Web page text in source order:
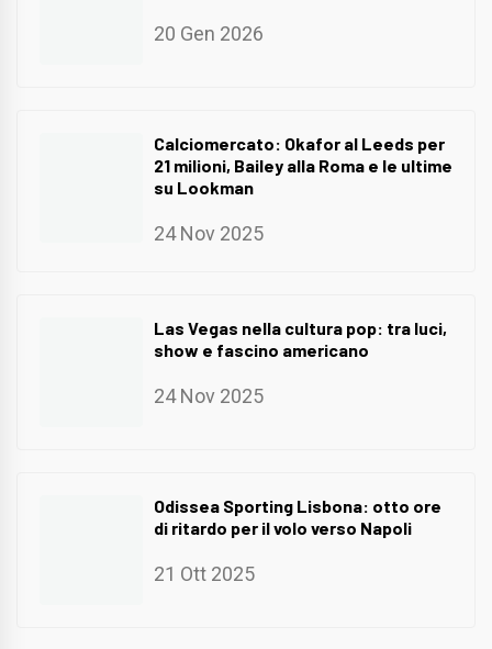
20 Gen 2026
Calciomercato: Okafor al Leeds per
21 milioni, Bailey alla Roma e le ultime
su Lookman
24 Nov 2025
Las Vegas nella cultura pop: tra luci,
show e fascino americano
24 Nov 2025
Odissea Sporting Lisbona: otto ore
di ritardo per il volo verso Napoli
21 Ott 2025